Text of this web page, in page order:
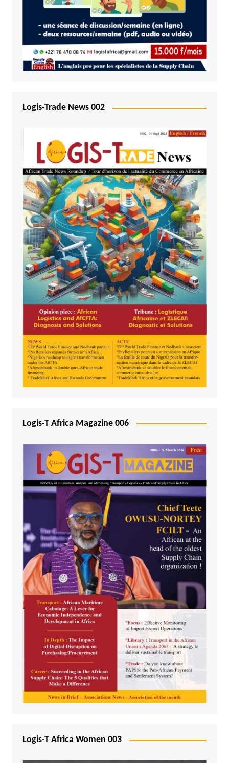
Logis-Trade News 002
Logis-T Africa Magazine 006
Logis-T Africa Women 003